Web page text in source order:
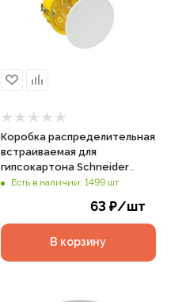
Коробка распределительная
встраиваемая для
гипсокартона Schneider
Electric d80х45мм IP20
Есть в наличии: 1499 шт
63 ₽/шт
В корзину